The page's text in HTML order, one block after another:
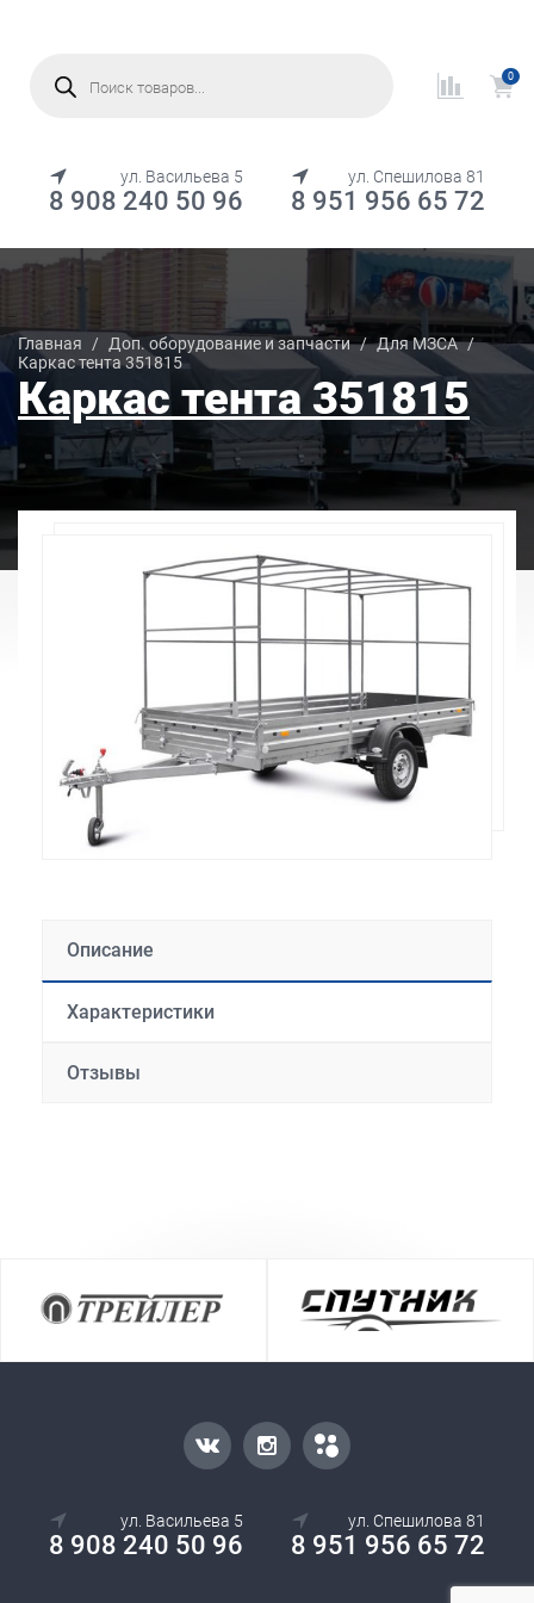
ул. Васильева 5
8 908 240 50 96
ул. Спешилова 81
8 951 956 65 72
0
Главная / Доп. оборудование и запчасти / Для МЗСА /
Каркас тента 351815
Каркас тента 351815
Описание
Характеристики
Отзывы
ул. Васильева 5
8 908 240 50 96
ул. Спешилова 81
8 951 956 65 72